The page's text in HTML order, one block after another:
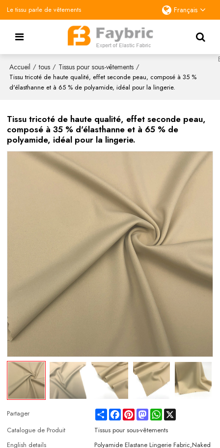
Le tissu parle de vêtements Français
Accueil / tous / Tissus pour sous-vêtements /
Tissu tricoté de haute qualité, effet seconde peau, composé à 35 %
d'élasthanne et à 65 % de polyamide, idéal pour la lingerie.
Tissu tricoté de haute qualité, effet seconde peau,
composé à 35 % d'élasthanne et à 65 % de
polyamide, idéal pour la lingerie.
Partager ShareFacebookPinterestMastodonWhatsApp
Catalogue de Produit
Tissus pour sous-vêtements
English details
Polyamide Elastane Lingerie Fabric,Naked